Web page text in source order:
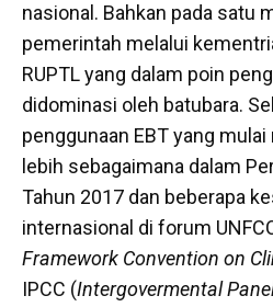
nasional. Bahkan pada satu
pemerintah melalui
RUPTL yang dalam poin
didominasi oleh batubara.
penggunaan EBT yang
lebih sebagaimana dalam
Tahun 2017 dan beberapa
internasional di forum
Framework Convention on
IPCC (Intergovermental